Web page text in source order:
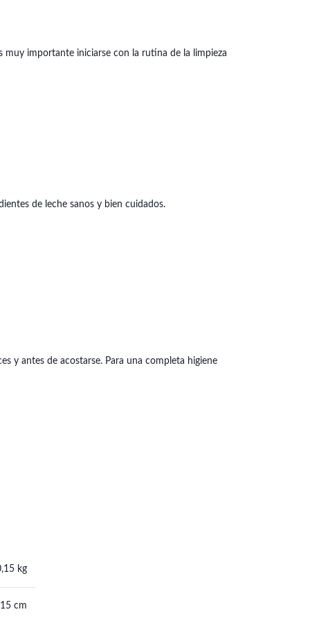
muy importante iniciarse con la rutina de la limpieza
de leche sanos y bien cuidados.
y antes de acostarse. Para una completa higiene
kg
cm